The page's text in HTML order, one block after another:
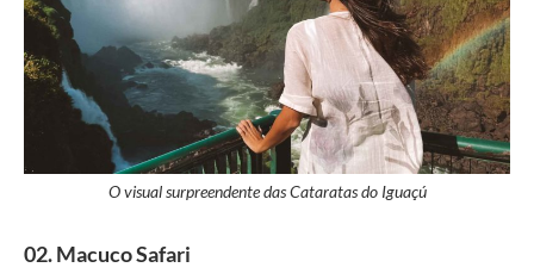
O visual surpreendente das Cataratas do Iguaçú
02. Macuco Safari